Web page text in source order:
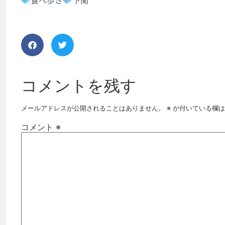
コメントを残す
メールアドレスが公開されることはありません。 ※ が付いている欄
コメント ※